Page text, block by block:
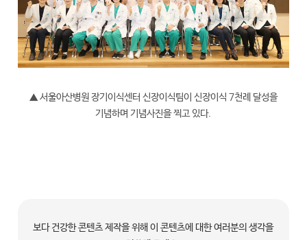
▲ 서울아산병원 장기이식센터 신장이식팀이 신장이식 7천례 달성을
기념하며 기념사진을 찍고 있다.
보다 건강한 콘텐츠 제작을 위해 이 콘텐츠에 대한 여러분의 생각을